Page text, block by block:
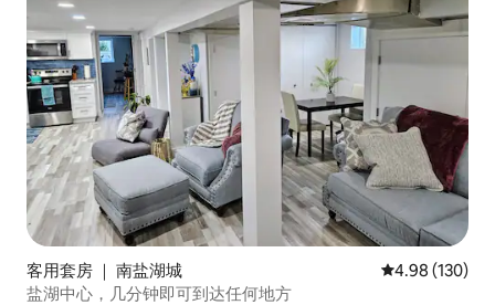
客用套房 ｜ 南盐湖城 平均评分 4.98
4.98 (130)
盐湖中心，几分钟即可到达任何地方